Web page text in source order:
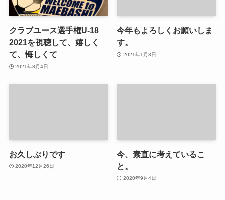
クラブユース選手権U-18
2021を視聴して、嬉しく
て、悔しくて
2021年8月4日
今年もよろしくお願いしま
す。
2021年1月3日
お久しぶりです
2020年12月26日
今、素直に考えているこ
と。
2020年9月4日